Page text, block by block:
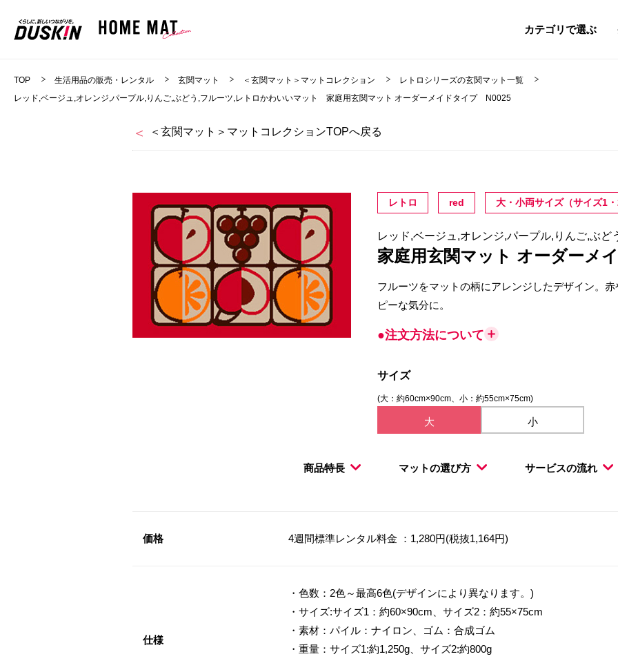
カテゴリで選ぶ
TOP 生活用品の販売・レンタル 玄関マット ＜玄関マット＞マットコレクション
レトロシリーズの玄関マット一覧
レッド,ベージュ,オレンジ,パープル,りんご,ぶどう,フルーツ,レトロかわいいマット 家庭用玄関マット オーダーメイドタイプ N0025
＜玄関マット＞マットコレクションTOPへ戻る
レトロ red 大・小両サイズ（サイズ1
レッド,ベージュ,オレンジ,パープル,りんご,ぶ
家庭用玄関マット オーダーメ
フルーツをマットの柄にアレンジしたデザイン。
ピーな気分に。
●注文方法について
サイズ
(大：約60cm×90cm、小：約55cm×75cm)
大 小
商品特長 マットの選び方 サービスの流れ
価格 4週間標準レンタル料金 ：1,280円(税抜1,164円)
仕様
・色数：2色～最高6色(デザインにより異なります。)
・サイズ:サイズ1：約60×90cm、サイズ2：約55×75cm
・素材：パイル：ナイロン、ゴム：合成ゴム
・重量：サイズ1:約1,250g、サイズ2:約800g